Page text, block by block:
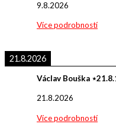
9.8.2026
Více podrobností
21.8.2026
Václav Bouška
21.8.2026
Více podrobností